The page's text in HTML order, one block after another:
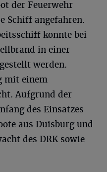
der Feuerwehr
Schiff angefahren.
konnte bei
in einer
werden.
mit einem
Aufgrund der
des Einsatzes
aus Duisburg und
des DRK sowie